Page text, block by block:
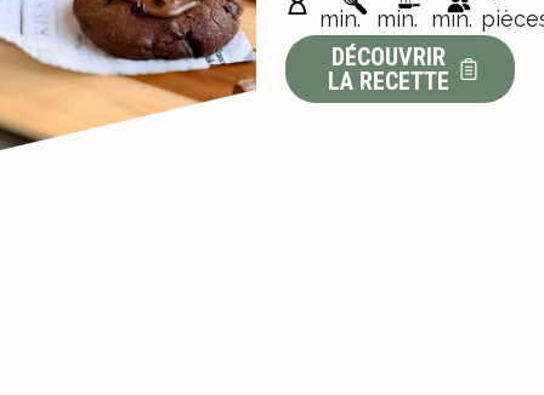
min.
min.
min.
DÉCOUVRIR
LA RECETTE